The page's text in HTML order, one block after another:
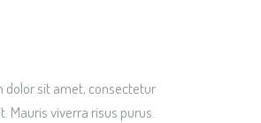
dolor sit amet, consectetur
Mauris viverra risus purus.